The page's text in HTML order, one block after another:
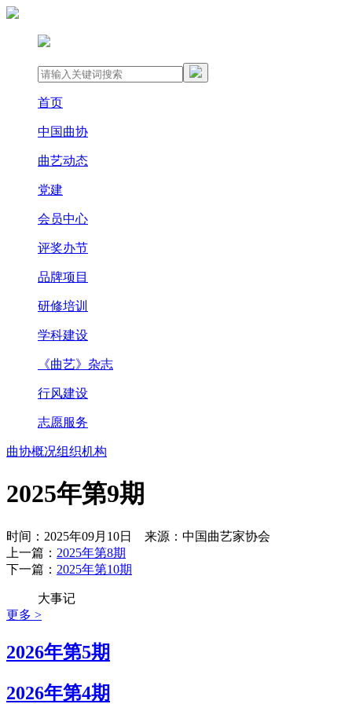
首页
中国曲协
曲艺动态
党建
会员中心
评奖办节
品牌项目
研修培训
学科建设
《曲艺》杂志
行风建设
志愿服务
曲协概况组织机构
2025年第9期
时间：2025年09月10日 来源：中国曲艺家协会
上一篇： 2025年第8期
下一篇： 2025年第10期
大事记
更多 >
2026年第5期
2026年第4期